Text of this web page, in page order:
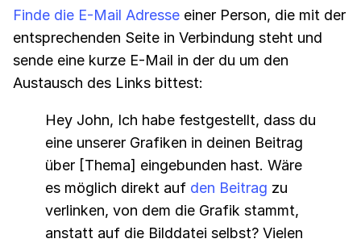
Finde die E-Mail Adresse einer Person, die mit der
entsprechenden Seite in Verbindung steht und
sende eine kurze E-Mail in der du um den
Austausch des Links bittest:
Hey John, Ich habe festgestellt, dass du
eine unserer Grafiken in deinen Beitrag
über [Thema] eingebunden hast. Wäre
es möglich direkt auf den Beitrag zu
verlinken, von dem die Grafik stammt,
anstatt auf die Bilddatei selbst? Vielen